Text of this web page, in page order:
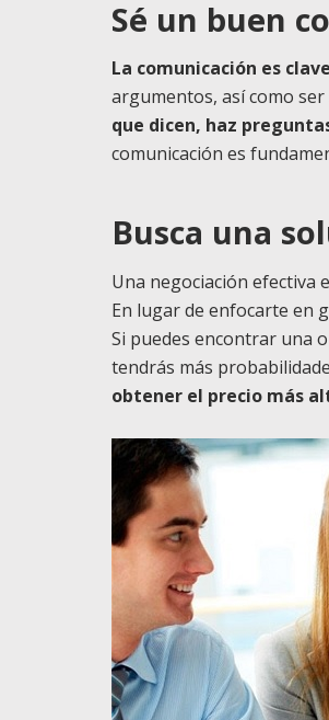
Sé un buen
La comunicación es
argumentos, así como ser
que dicen, haz
comunicación es
Busca una
Una negociación efectiva
En lugar de enfocarte en
Si puedes encontrar una
tendrás más
obtener el precio más